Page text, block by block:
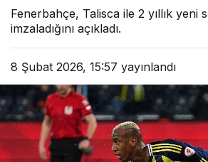
Fenerbahçe, Talisca ile 2 yıllık yeni
imzaladığını açıkladı.
8 Şubat 2026, 15:57 yayınlandı